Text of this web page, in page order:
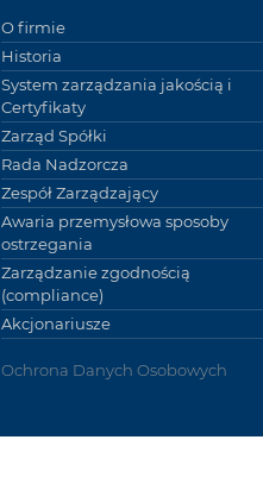
O firmie
Historia
System zarządzania jakością i
Certyfikaty
Zarząd Spółki
Rada Nadzorcza
Zespół Zarządzający
Awaria przemysłowa sposoby
ostrzegania
Zarządzanie zgodnością
(compliance)
Akcjonariusze
Ochrona Danych Osobowych